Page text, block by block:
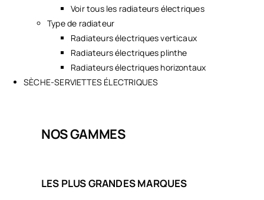
Voir tous les radiateurs électriques
Type de radiateur
Radiateurs électriques verticaux
Radiateurs électriques plinthe
Radiateurs électriques horizontaux
SÈCHE-SERVIETTES ÉLECTRIQUES
NOS GAMMES
LES PLUS GRANDES MARQUES